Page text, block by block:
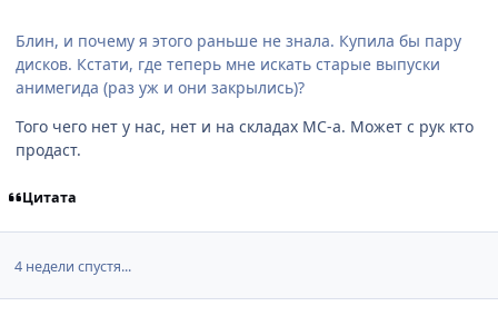
Блин, и почему я этого раньше не знала. Купила бы пару
дисков. Кстати, где теперь мне искать старые выпуски
анимегида (раз уж и они закрылись)?
Того чего нет у нас, нет и на складах МС-а. Может с рук кто
продаст.
Цитата
4 недели спустя...